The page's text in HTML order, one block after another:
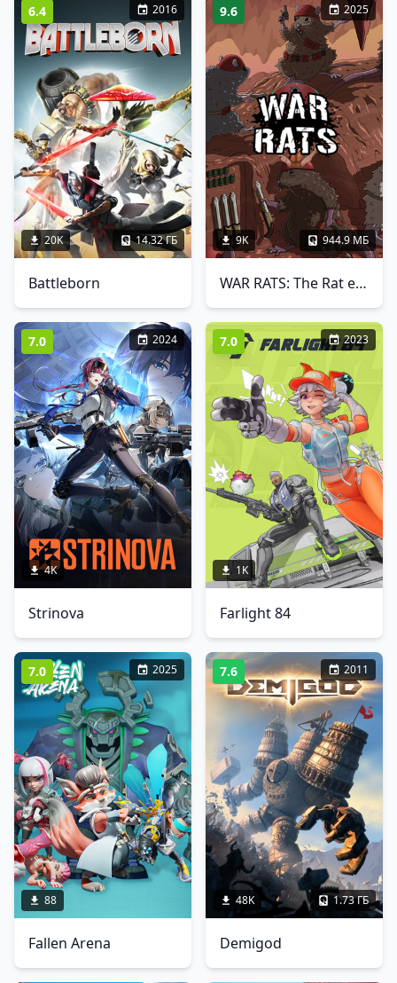
6.4 2016
20K 14.32 ГБ
Battleborn
9.6 2025
9K 944.9 МБ
WAR RATS: The Rat em Up
7.0 2024
4K
Strinova
7.0 2023
1K
Farlight 84
7.0 2025
88
Fallen Arena
7.6 2011
48K 1.73 ГБ
Demigod